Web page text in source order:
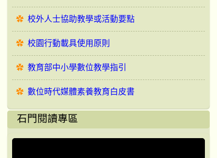
校外人士協助教學或活動要點
校園行動載具使用原則
教育部中小學數位教學指引
數位時代媒體素養教育白皮書
石門閱讀專區